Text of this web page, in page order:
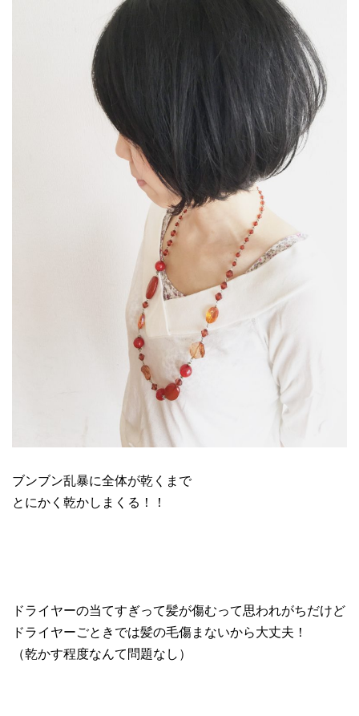
ブンブン乱暴に全体が乾くまで
とにかく乾かしまくる！！
ドライヤーの当てすぎって髪が傷むって思われがちだけど
ドライヤーごときでは髪の毛傷まないから大丈夫！
（乾かす程度なんて問題なし）